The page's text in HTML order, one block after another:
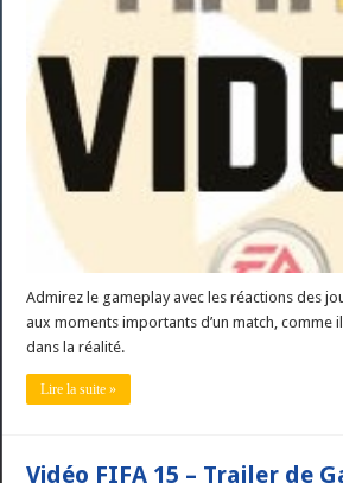
Admirez le gameplay avec les réactions des
aux moments importants d’un match, comme
dans la réalité.
Lire la suite »
Vidéo FIFA 15 – Trailer de